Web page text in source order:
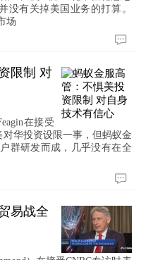
没有关掉美国业务的打算。
场
限制 对
在接受
华投资设限一事，但蚂蚁金
群研发而成，几乎没有在全
易战全